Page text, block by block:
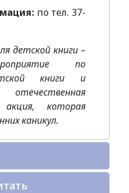
по тел. 37-
детской книги –
по
книги и
акция, которая
каникул.